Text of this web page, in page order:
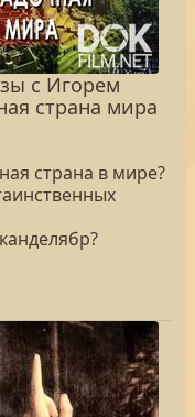
с Игорем
страна мира
страна в мире?